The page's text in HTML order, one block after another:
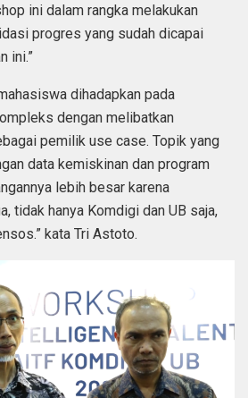
ini dalam rangka melakukan
progres yang sudah dicapai
ini.”
dihadapkan pada
dengan melibatkan
pemilik use case. Topik yang
data kemiskinan dan program
lebih besar karena
tidak hanya Komdigi dan UB saja,
kata Tri Astoto.